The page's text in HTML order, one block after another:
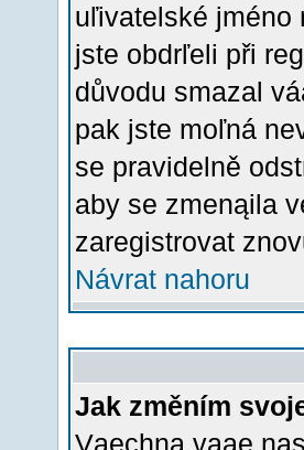
uľivatelské jméno
jste obdrľeli při
důvodu smazal
pak jste moľná
se pravidelně
aby se zmenąila
zaregistrovat
Návrat nahoru
Jak změním
Vąechna vaąe